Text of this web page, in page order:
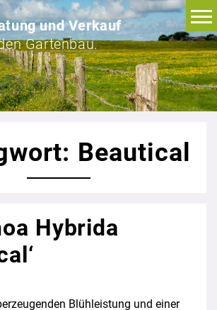
und Verkauf
Gartenbau.
Beautical
Hybrida
Blühleistung und einer